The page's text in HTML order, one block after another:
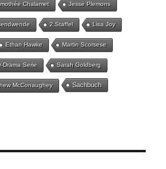
Chalamet Jesse Plemons
2.Staffel Lisa Joy
Ethan Hawke Martin Scorsese
Drama Serie Sarah Goldberg
McConaughey Sachbuch